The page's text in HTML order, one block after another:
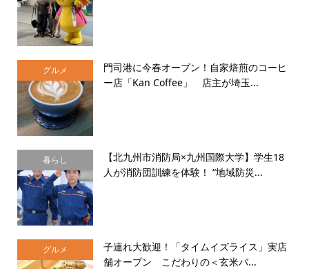
グルメ
門司港に今春オープン！自家焙煎のコーヒ
ー店「Kan Coffee」 店主が埼玉...
暮らし
【北九州市消防局×九州国際大学】学生18
人が消防団訓練を体験！ “地域防災...
グルメ
子連れ大歓迎！「タイムイズライス」実店
舗オープン こだわりの＜玄米バ...